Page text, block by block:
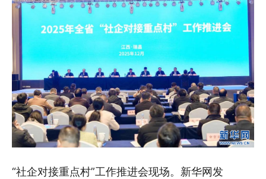
“社企对接重点村”工作推进会现场。新华网发